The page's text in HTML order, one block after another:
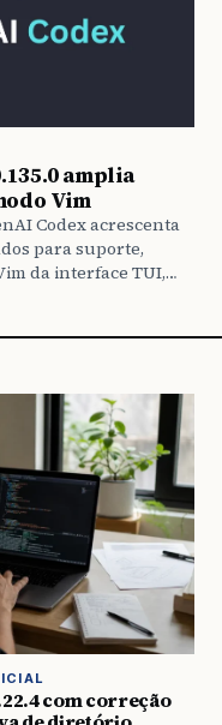
amplia
Vim
Codex acrescenta
para suporte,
da interface TUI,
zsh no macOS/Linux
com correção